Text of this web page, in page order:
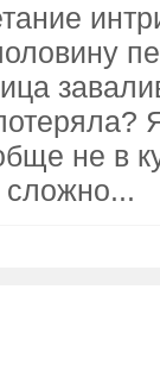
не в